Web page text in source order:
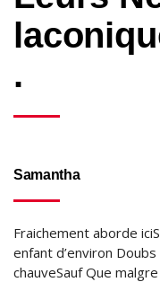
.
Samantha
Fraichement aborde
enfant d’environ
chauveSauf Que